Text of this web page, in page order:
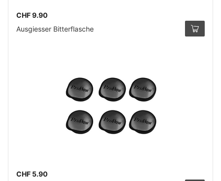
CHF 9.90
Ausgiesser Bitterflasche
CHF 5.90